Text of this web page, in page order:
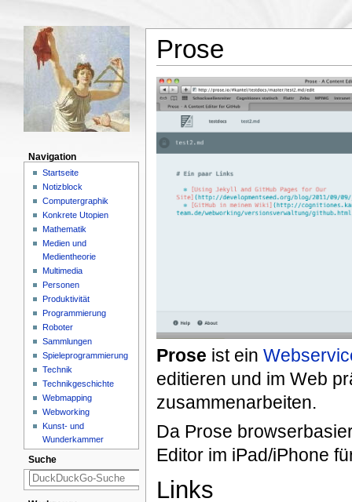
Prose
Prose ist ein
editieren und im Web
zusammenarbeiten.
Da Prose
Editor im iPad/iPhone
Links
Navigation
Startseite
Notizblock
Computergraphik
Konkrete Utopien
Mathematik
Medien und
Medientheorie
Multimedia
Personen
Produktivität
Programmierung
Roboter
Sammlungen
Spieleprogrammierung
Technik
Technikgeschichte
Webmapping
Webworking
Kunst- und
Wunderkammer
Suche